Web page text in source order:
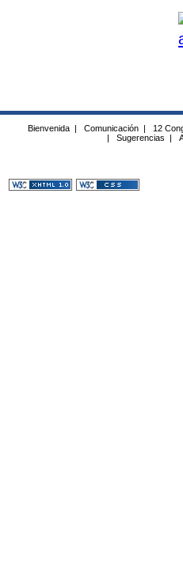
Bienvenida | Comunicación | 12
|
Sugerencias |